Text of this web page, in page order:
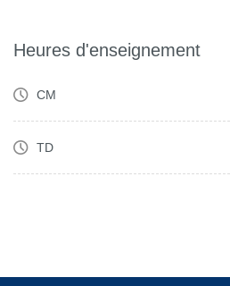
Heures d'enseignement
CM
TD